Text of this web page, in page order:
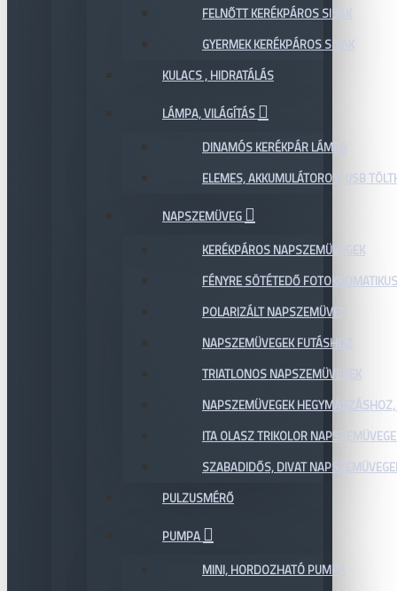
FELNŐTT KERÉKPÁROS SISAK
GYERMEK KERÉKPÁROS SISAK
KULACS , HIDRATÁLÁS
LÁMPA, VILÁGÍTÁS
DINAMÓS KERÉKPÁR LÁMPA
ELEMES, AKKUMULÁTOROS, USB
NAPSZEMÜVEG
KERÉKPÁROS NAPSZEMÜVEGEK
FÉNYRE SÖTÉTEDŐ
POLARIZÁLT NAPSZEMÜVEG
NAPSZEMÜVEGEK FUTÁSHOZ
TRIATLONOS NAPSZEMÜVEGEK
NAPSZEMÜVEGEK
ITA OLASZ TRIKOLOR
SZABADIDŐS, DIVAT
PULZUSMÉRŐ
PUMPA
MINI, HORDOZHATÓ PUMPA